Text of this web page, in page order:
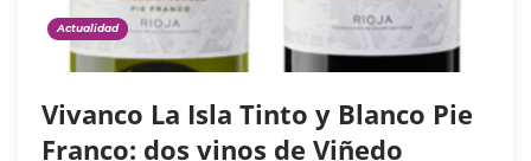
Actualidad
Vivanco La Isla Tinto y Blanco Pie
Franco: dos vinos de Viñedo